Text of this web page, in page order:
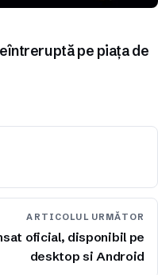
pe piața de
ARTICOLUL URMĂTOR
oficial, disponibil pe
desktop si Android